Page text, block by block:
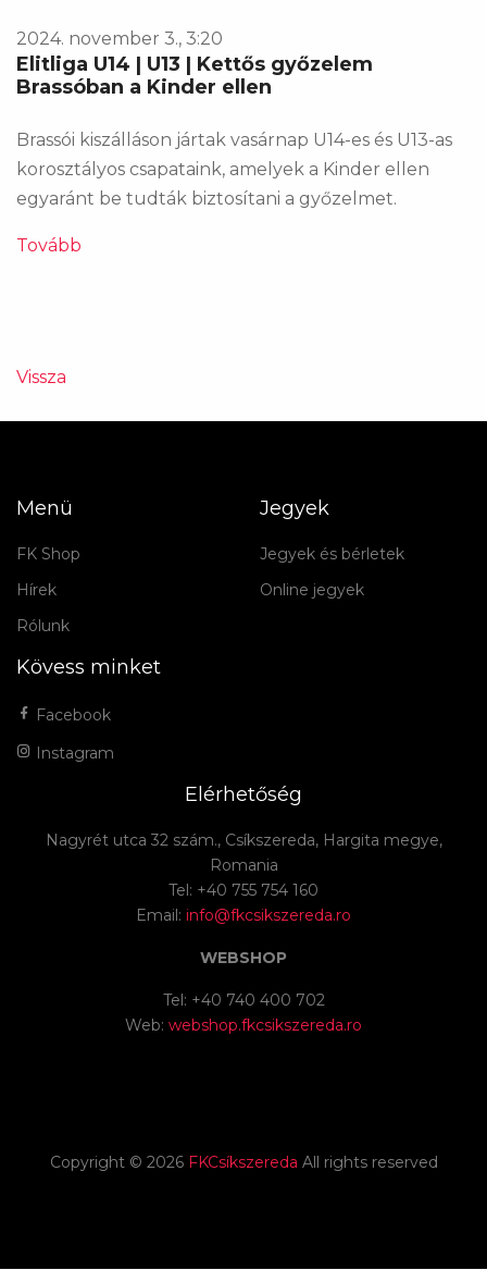
2024. november 3., 3:20
Elitliga U14 | U13 | Kettős győzelem
Brassóban a Kinder ellen
Brassói kiszálláson jártak vasárnap U14-es és U13-as
korosztályos csapataink, amelyek a Kinder ellen
egyaránt be tudták biztosítani a győzelmet.
Tovább
Vissza
Menü
FK Shop
Hírek
Rólunk
Jegyek
Jegyek és bérletek
Online jegyek
Kövess minket
Facebook
Instagram
Elérhetőség
Nagyrét utca 32 szám., Csíkszereda, Hargita megye,
Romania
Tel: +40 755 754 160
Email: info@fkcsikszereda.ro
WEBSHOP
Tel: +40 740 400 702
Web: webshop.fkcsikszereda.ro
Copyright © 2026 FKCsíkszereda All rights reserved